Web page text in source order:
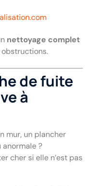
nettoyage complet
de fuite
à
mur, un plancher
anormale ?
cher si elle n’est pas